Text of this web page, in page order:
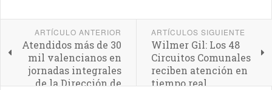
ARTÍCULO ANTERIOR
Atendidos más de 30
mil valencianos en
jornadas integrales
de la Dirección de
ARTÍCULOS SIGUIENTE
Wilmer Gil: Los 48
Circuitos Comunales
reciben atención en
tiempo real